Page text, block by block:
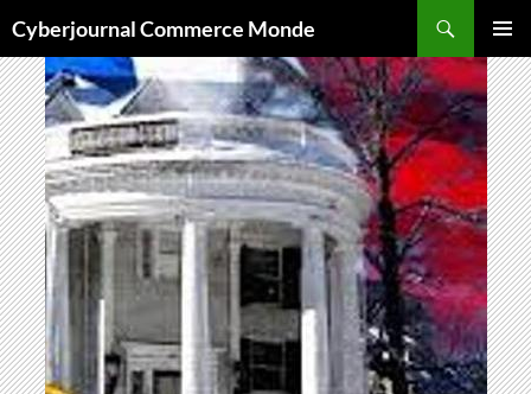
au
contenu
Cyberjournal Commerce Monde
MENU